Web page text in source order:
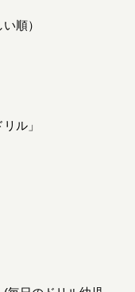
順）
ル」